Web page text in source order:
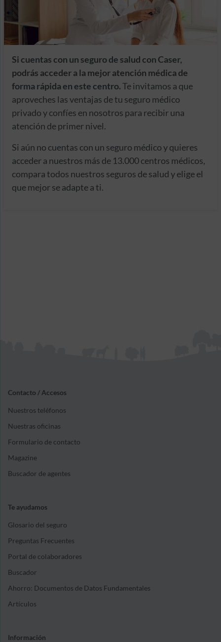
Si cuentas con un seguro de salud con Caser,
podrás acceder a la mejor atención médica de
forma rápida en este centro.Te invitamos a que
aproveches las ventajas de tu seguro médico
privado y confíes en nosotros para recibir una
atención de primer nivel.
Si aún no cuentas con un seguro médico y quieres
acceder a nuestros más de 13.000 centros médicos,
compara todos nuestros seguros de salud y elige el
que mejor se adapte a ti.
Contacto / Accesos
Nuestros teléfonos
Nuestras oficinas
Formulario de contacto
Magazine
Buscador de agentes
Te ayudamos
Glosario del seguro
Preguntas Frecuentes
Portal de colaboradores
Buscador
Ahorro: Documentos de Datos Fundamentales
Artículos
Información